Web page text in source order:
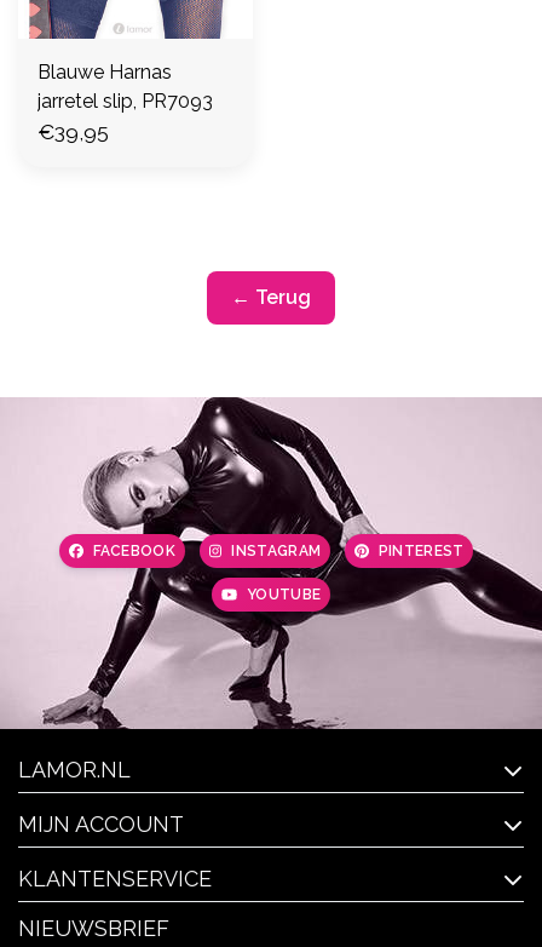
Blauwe Harnas
jarretel slip, PR7093
€39,95
← Terug
FACEBOOK INSTAGRAM PINTEREST
YOUTUBE
LAMOR.NL
MIJN ACCOUNT
KLANTENSERVICE
NIEUWSBRIEF